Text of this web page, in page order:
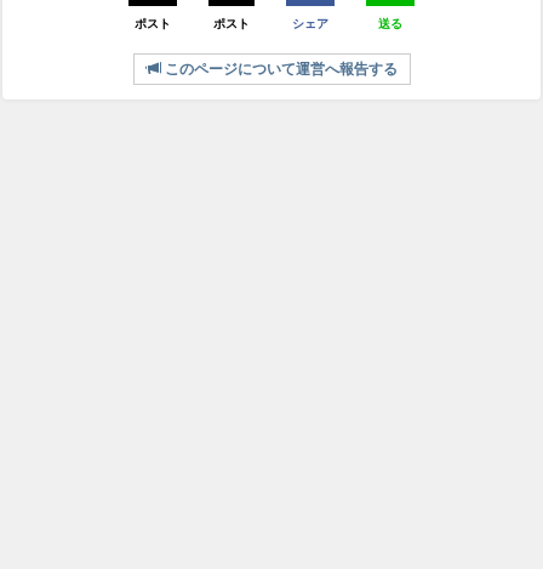
ポスト ポスト シェア 送る
このページについて運営へ報告する